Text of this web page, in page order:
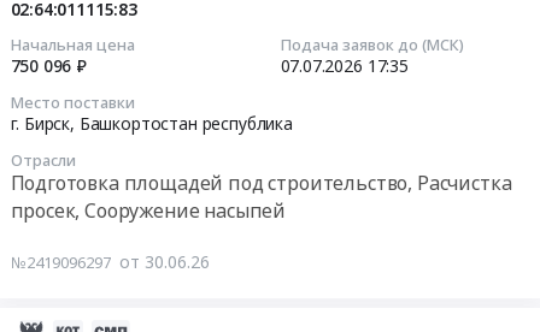
02:64:011115:83
Начальная цена
750 096 ₽
Подача заявок до (МСК)
07.07.2026 17:35
Место поставки
г. Бирск, Башкортостан республика
Отрасли
Подготовка площадей под строительство, Расчистка
просек, Сооружение насыпей
№2419096297 от 30.06.26